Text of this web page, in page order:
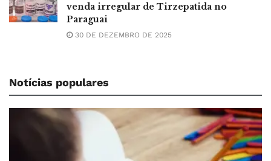
venda irregular de Tirzepatida no
Paraguai
30 DE DEZEMBRO DE 2025
Notícias populares